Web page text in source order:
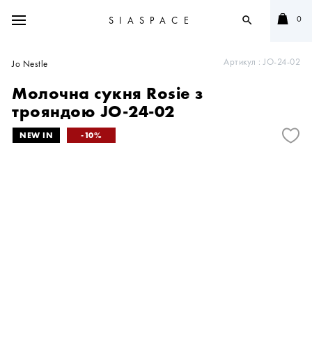
SIASPACE search 0
Артикул :JO-24-02
Jo Nestle
Молочна сукня Rosie з
трояндою JO-24-02
10